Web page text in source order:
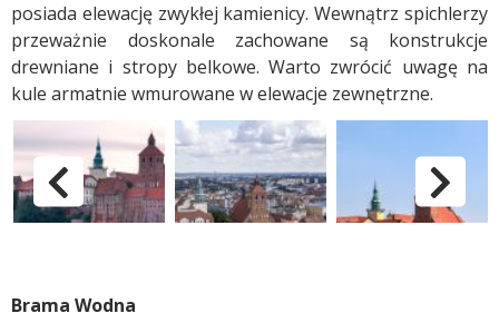
posiada elewację zwykłej kamienicy. Wewnątrz spichlerzy
przeważnie doskonale zachowane są konstrukcje
drewniane i stropy belkowe. Warto zwrócić uwagę na
kule armatnie wmurowane w elewacje zewnętrzne.
Zabytki Grudziądza - Spichlerze
pokaż poprzednie
Brama Wodna